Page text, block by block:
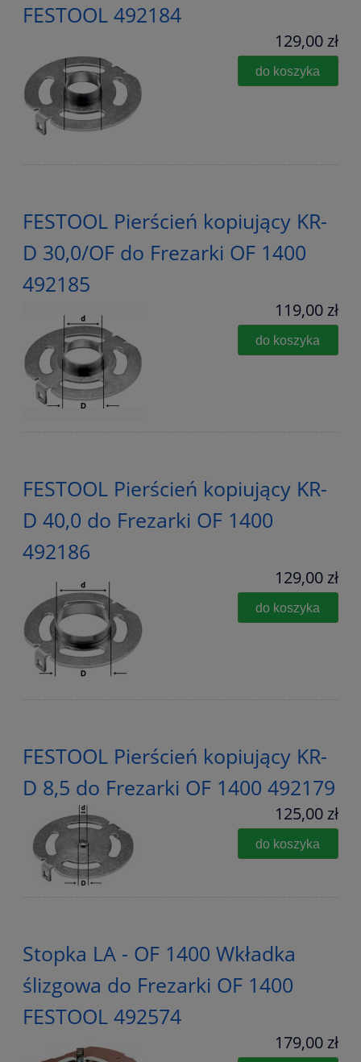
FESTOOL 492184
129,00 zł
do koszyka
FESTOOL Pierścień kopiujący KR-
D 30,0/OF do Frezarki OF 1400
492185
119,00 zł
do koszyka
FESTOOL Pierścień kopiujący KR-
D 40,0 do Frezarki OF 1400
492186
129,00 zł
do koszyka
FESTOOL Pierścień kopiujący KR-
D 8,5 do Frezarki OF 1400 492179
125,00 zł
do koszyka
Stopka LA - OF 1400 Wkładka
ślizgowa do Frezarki OF 1400
FESTOOL 492574
179,00 zł